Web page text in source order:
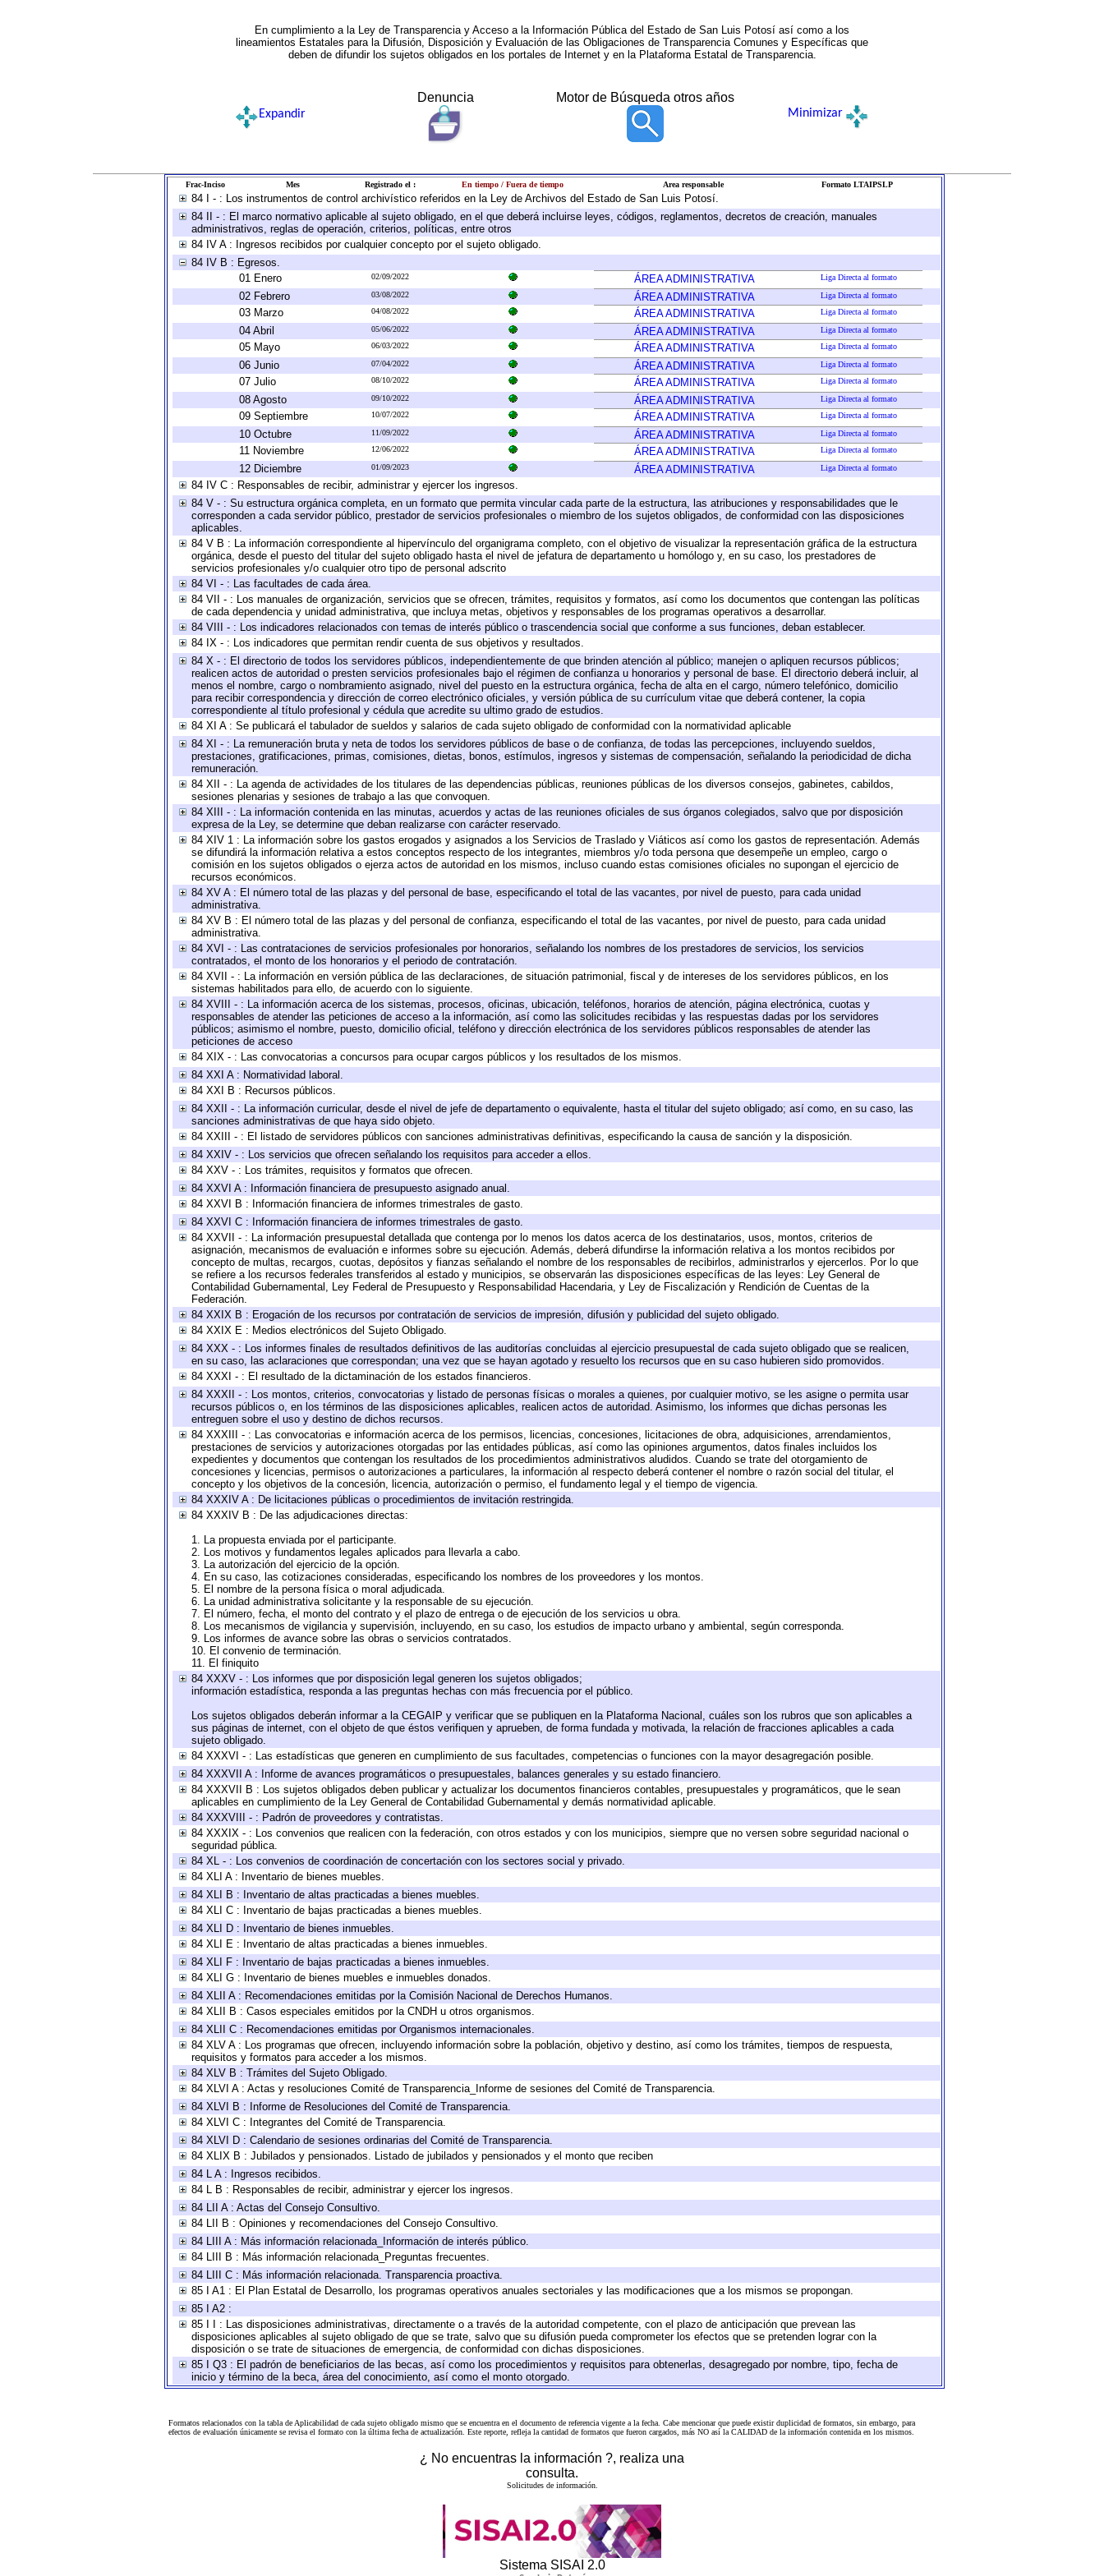
En cumplimiento a la Ley de Transparencia y Acceso a la Información Pública del Estado de San Luis Potosí así como a los
lineamientos Estatales para la Difusión, Disposición y Evaluación de las Obligaciones de Transparencia Comunes y Específicas que
deben de difundir los sujetos obligados en los portales de Internet y en la Plataforma Estatal de Transparencia.
Denuncia Motor de Búsqueda otros años
Expandir Minimizar
Frac-Inciso Mes Registrado el : En tiempo / Fuera de tiempo Area responsable Formato LTAIPSLP
84 I - : Los instrumentos de control archivístico referidos en la Ley de Archivos del Estado de San Luis Potosí.
84 II - : El marco normativo aplicable al sujeto obligado, en el que deberá incluirse leyes, códigos, reglamentos, decretos de creación, manuales
administrativos, reglas de operación, criterios, políticas, entre otros
84 IV A : Ingresos recibidos por cualquier concepto por el sujeto obligado.
84 IV B : Egresos.
01 Enero
02/09/2022 ÁREA ADMINISTRATIVA Liga Directa al formato
02 Febrero 03/08/2022 ÁREA ADMINISTRATIVA Liga Directa al formato
03 Marzo 04/08/2022 ÁREA ADMINISTRATIVA Liga Directa al formato
04 Abril 05/06/2022 ÁREA ADMINISTRATIVA Liga Directa al formato
05 Mayo 06/03/2022 ÁREA ADMINISTRATIVA Liga Directa al formato
06 Junio 07/04/2022 ÁREA ADMINISTRATIVA Liga Directa al formato
07 Julio 08/10/2022 ÁREA ADMINISTRATIVA Liga Directa al formato
08 Agosto 09/10/2022 ÁREA ADMINISTRATIVA Liga Directa al formato
09 Septiembre 10/07/2022 ÁREA ADMINISTRATIVA Liga Directa al formato
10 Octubre 11/09/2022 ÁREA ADMINISTRATIVA Liga Directa al formato
11 Noviembre 12/06/2022 ÁREA ADMINISTRATIVA Liga Directa al formato
12 Diciembre 01/09/2023 ÁREA ADMINISTRATIVA Liga Directa al formato
84 IV C : Responsables de recibir, administrar y ejercer los ingresos.
84 V - : Su estructura orgánica completa, en un formato que permita vincular cada parte de la estructura, las atribuciones y responsabilidades que le
corresponden a cada servidor público, prestador de servicios profesionales o miembro de los sujetos obligados, de conformidad con las disposiciones
aplicables.
84 V B : La información correspondiente al hipervínculo del organigrama completo, con el objetivo de visualizar la representación gráfica de la estructura
orgánica, desde el puesto del titular del sujeto obligado hasta el nivel de jefatura de departamento u homólogo y, en su caso, los prestadores de
servicios profesionales y/o cualquier otro tipo de personal adscrito
84 VI - : Las facultades de cada área.
84 VII - : Los manuales de organización, servicios que se ofrecen, trámites, requisitos y formatos, así como los documentos que contengan las políticas
de cada dependencia y unidad administrativa, que incluya metas, objetivos y responsables de los programas operativos a desarrollar.
84 VIII - : Los indicadores relacionados con temas de interés público o trascendencia social que conforme a sus funciones, deban establecer.
84 IX - : Los indicadores que permitan rendir cuenta de sus objetivos y resultados.
84 X - : El directorio de todos los servidores públicos, independientemente de que brinden atención al público; manejen o apliquen recursos públicos;
realicen actos de autoridad o presten servicios profesionales bajo el régimen de confianza u honorarios y personal de base. El directorio deberá incluir, al
menos el nombre, cargo o nombramiento asignado, nivel del puesto en la estructura orgánica, fecha de alta en el cargo, número telefónico, domicilio
para recibir correspondencia y dirección de correo electrónico oficiales, y versión pública de su currículum vitae que deberá contener, la copia
correspondiente al título profesional y cédula que acredite su ultimo grado de estudios.
84 XI A : Se publicará el tabulador de sueldos y salarios de cada sujeto obligado de conformidad con la normatividad aplicable
84 XI - : La remuneración bruta y neta de todos los servidores públicos de base o de confianza, de todas las percepciones, incluyendo sueldos,
prestaciones, gratificaciones, primas, comisiones, dietas, bonos, estímulos, ingresos y sistemas de compensación, señalando la periodicidad de dicha
remuneración.
84 XII - : La agenda de actividades de los titulares de las dependencias públicas, reuniones públicas de los diversos consejos, gabinetes, cabildos,
sesiones plenarias y sesiones de trabajo a las que convoquen.
84 XIII - : La información contenida en las minutas, acuerdos y actas de las reuniones oficiales de sus órganos colegiados, salvo que por disposición
expresa de la Ley, se determine que deban realizarse con carácter reservado.
84 XIV 1 : La información sobre los gastos erogados y asignados a los Servicios de Traslado y Viáticos así como los gastos de representación. Además
se difundirá la información relativa a estos conceptos respecto de los integrantes, miembros y/o toda persona que desempeñe un empleo, cargo o
comisión en los sujetos obligados o ejerza actos de autoridad en los mismos, incluso cuando estas comisiones oficiales no supongan el ejercicio de
recursos económicos.
84 XV A : El número total de las plazas y del personal de base, especificando el total de las vacantes, por nivel de puesto, para cada unidad
administrativa.
84 XV B : El número total de las plazas y del personal de confianza, especificando el total de las vacantes, por nivel de puesto, para cada unidad
administrativa.
84 XVI - : Las contrataciones de servicios profesionales por honorarios, señalando los nombres de los prestadores de servicios, los servicios
contratados, el monto de los honorarios y el periodo de contratación.
84 XVII - : La información en versión pública de las declaraciones, de situación patrimonial, fiscal y de intereses de los servidores públicos, en los
sistemas habilitados para ello, de acuerdo con lo siguiente.
84 XVIII - : La información acerca de los sistemas, procesos, oficinas, ubicación, teléfonos, horarios de atención, página electrónica, cuotas y
responsables de atender las peticiones de acceso a la información, así como las solicitudes recibidas y las respuestas dadas por los servidores
públicos; asimismo el nombre, puesto, domicilio oficial, teléfono y dirección electrónica de los servidores públicos responsables de atender las
peticiones de acceso
84 XIX - : Las convocatorias a concursos para ocupar cargos públicos y los resultados de los mismos.
84 XXI A : Normatividad laboral.
84 XXI B : Recursos públicos.
84 XXII - : La información curricular, desde el nivel de jefe de departamento o equivalente, hasta el titular del sujeto obligado; así como, en su caso, las
sanciones administrativas de que haya sido objeto.
84 XXIII - : El listado de servidores públicos con sanciones administrativas definitivas, especificando la causa de sanción y la disposición.
84 XXIV - : Los servicios que ofrecen señalando los requisitos para acceder a ellos.
84 XXV - : Los trámites, requisitos y formatos que ofrecen.
84 XXVI A : Información financiera de presupuesto asignado anual.
84 XXVI B : Información financiera de informes trimestrales de gasto.
84 XXVI C : Información financiera de informes trimestrales de gasto.
84 XXVII - : La información presupuestal detallada que contenga por lo menos los datos acerca de los destinatarios, usos, montos, criterios de
asignación, mecanismos de evaluación e informes sobre su ejecución. Además, deberá difundirse la información relativa a los montos recibidos por
concepto de multas, recargos, cuotas, depósitos y fianzas señalando el nombre de los responsables de recibirlos, administrarlos y ejercerlos. Por lo que
se refiere a los recursos federales transferidos al estado y municipios, se observarán las disposiciones específicas de las leyes: Ley General de
Contabilidad Gubernamental, Ley Federal de Presupuesto y Responsabilidad Hacendaria, y Ley de Fiscalización y Rendición de Cuentas de la
Federación.
84 XXIX B : Erogación de los recursos por contratación de servicios de impresión, difusión y publicidad del sujeto obligado.
84 XXIX E : Medios electrónicos del Sujeto Obligado.
84 XXX - : Los informes finales de resultados definitivos de las auditorías concluidas al ejercicio presupuestal de cada sujeto obligado que se realicen,
en su caso, las aclaraciones que correspondan; una vez que se hayan agotado y resuelto los recursos que en su caso hubieren sido promovidos.
84 XXXI - : El resultado de la dictaminación de los estados financieros.
84 XXXII - : Los montos, criterios, convocatorias y listado de personas físicas o morales a quienes, por cualquier motivo, se les asigne o permita usar
recursos públicos o, en los términos de las disposiciones aplicables, realicen actos de autoridad. Asimismo, los informes que dichas personas les
entreguen sobre el uso y destino de dichos recursos.
84 XXXIII - : Las convocatorias e información acerca de los permisos, licencias, concesiones, licitaciones de obra, adquisiciones, arrendamientos,
prestaciones de servicios y autorizaciones otorgadas por las entidades públicas, así como las opiniones argumentos, datos finales incluidos los
expedientes y documentos que contengan los resultados de los procedimientos administrativos aludidos. Cuando se trate del otorgamiento de
concesiones y licencias, permisos o autorizaciones a particulares, la información al respecto deberá contener el nombre o razón social del titular, el
concepto y los objetivos de la concesión, licencia, autorización o permiso, el fundamento legal y el tiempo de vigencia.
84 XXXIV A : De licitaciones públicas o procedimientos de invitación restringida.
84 XXXIV B : De las adjudicaciones directas:
1. La propuesta enviada por el participante.
2. Los motivos y fundamentos legales aplicados para llevarla a cabo.
3. La autorización del ejercicio de la opción.
4. En su caso, las cotizaciones consideradas, especificando los nombres de los proveedores y los montos.
5. El nombre de la persona física o moral adjudicada.
6. La unidad administrativa solicitante y la responsable de su ejecución.
7. El número, fecha, el monto del contrato y el plazo de entrega o de ejecución de los servicios u obra.
8. Los mecanismos de vigilancia y supervisión, incluyendo, en su caso, los estudios de impacto urbano y ambiental, según corresponda.
9. Los informes de avance sobre las obras o servicios contratados.
10. El convenio de terminación.
11. El finiquito
84 XXXV - : Los informes que por disposición legal generen los sujetos obligados;
información estadística, responda a las preguntas hechas con más frecuencia por el público.
Los sujetos obligados deberán informar a la CEGAIP y verificar que se publiquen en la Plataforma Nacional, cuáles son los rubros que son aplicables a
sus páginas de internet, con el objeto de que éstos verifiquen y aprueben, de forma fundada y motivada, la relación de fracciones aplicables a cada
sujeto obligado.
84 XXXVI - : Las estadísticas que generen en cumplimiento de sus facultades, competencias o funciones con la mayor desagregación posible.
84 XXXVII A : Informe de avances programáticos o presupuestales, balances generales y su estado financiero.
84 XXXVII B : Los sujetos obligados deben publicar y actualizar los documentos financieros contables, presupuestales y programáticos, que le sean
aplicables en cumplimiento de la Ley General de Contabilidad Gubernamental y demás normatividad aplicable.
84 XXXVIII - : Padrón de proveedores y contratistas.
84 XXXIX - : Los convenios que realicen con la federación, con otros estados y con los municipios, siempre que no versen sobre seguridad nacional o
seguridad pública.
84 XL - : Los convenios de coordinación de concertación con los sectores social y privado.
84 XLI A : Inventario de bienes muebles.
84 XLI B : Inventario de altas practicadas a bienes muebles.
84 XLI C : Inventario de bajas practicadas a bienes muebles.
84 XLI D : Inventario de bienes inmuebles.
84 XLI E : Inventario de altas practicadas a bienes inmuebles.
84 XLI F : Inventario de bajas practicadas a bienes inmuebles.
84 XLI G : Inventario de bienes muebles e inmuebles donados.
84 XLII A : Recomendaciones emitidas por la Comisión Nacional de Derechos Humanos.
84 XLII B : Casos especiales emitidos por la CNDH u otros organismos.
84 XLII C : Recomendaciones emitidas por Organismos internacionales.
84 XLV A : Los programas que ofrecen, incluyendo información sobre la población, objetivo y destino, así como los trámites, tiempos de respuesta,
requisitos y formatos para acceder a los mismos.
84 XLV B : Trámites del Sujeto Obligado.
84 XLVI A : Actas y resoluciones Comité de Transparencia_Informe de sesiones del Comité de Transparencia.
84 XLVI B : Informe de Resoluciones del Comité de Transparencia.
84 XLVI C : Integrantes del Comité de Transparencia.
84 XLVI D : Calendario de sesiones ordinarias del Comité de Transparencia.
84 XLIX B : Jubilados y pensionados. Listado de jubilados y pensionados y el monto que reciben
84 L A : Ingresos recibidos.
84 L B : Responsables de recibir, administrar y ejercer los ingresos.
84 LII A : Actas del Consejo Consultivo.
84 LII B : Opiniones y recomendaciones del Consejo Consultivo.
84 LIII A : Más información relacionada_Información de interés público.
84 LIII B : Más información relacionada_Preguntas frecuentes.
84 LIII C : Más información relacionada. Transparencia proactiva.
85 I A1 : El Plan Estatal de Desarrollo, los programas operativos anuales sectoriales y las modificaciones que a los mismos se propongan.
85 I A2 :
85 I I : Las disposiciones administrativas, directamente o a través de la autoridad competente, con el plazo de anticipación que prevean las
disposiciones aplicables al sujeto obligado de que se trate, salvo que su difusión pueda comprometer los efectos que se pretenden lograr con la
disposición o se trate de situaciones de emergencia, de conformidad con dichas disposiciones.
85 I Q3 : El padrón de beneficiarios de las becas, así como los procedimientos y requisitos para obtenerlas, desagregado por nombre, tipo, fecha de
inicio y término de la beca, área del conocimiento, así como el monto otorgado.
Formatos relacionados con la tabla de Aplicabilidad de cada sujeto obligado mismo que se encuentra en el documento de referenciavigente a la fecha. Cabe mencionar que puede existir duplicidad de formatos, sin embargo, para
efectos de evaluación únicamente se revisa el formato con la última fecha de actualización. Este reporte, refleja la cantidad de formatos que fueron cargados, más NO así la CALIDAD de la información contenida en los mismos.
¿ No encuentras la información ?, realiza una
consulta.
Solicitudes de información.
Sistema SISAI 2.0